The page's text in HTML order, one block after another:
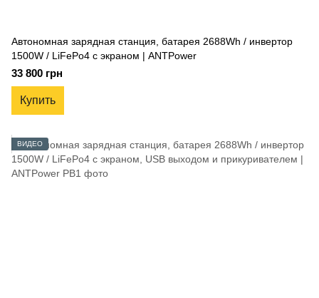
Автономная зарядная станция, батарея 2688Wh / инвертор
1500W / LiFePo4 с экраном | ANTPower
33 800 грн
Купить
ВИДЕО